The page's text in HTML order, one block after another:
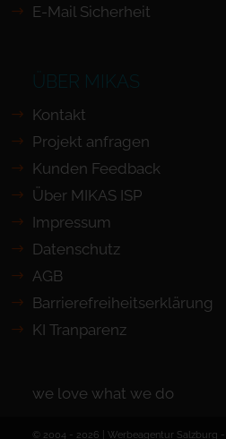
E-Mail Sicherheit
ÜBER MIKAS
Kontakt
Projekt anfragen
Kunden Feedback
Über MIKAS ISP
Impressum
Datenschutz
AGB
Barrierefreiheits­erklärung
KI Tranparenz
we love what we do
© 2004 - 2026 | Werbeagentur Salzburg -